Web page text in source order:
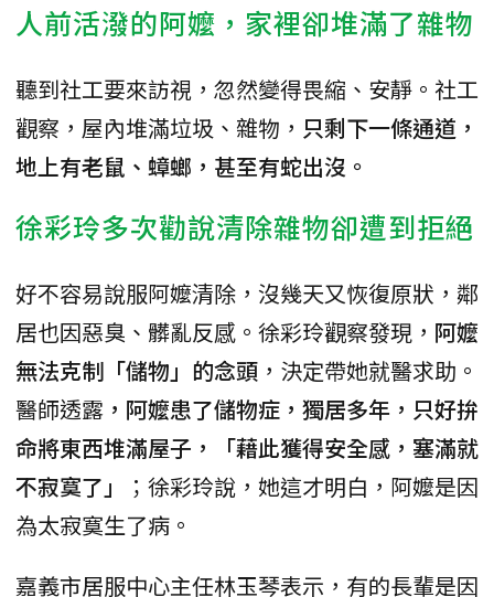
人前活潑的阿嬤，家裡卻堆滿了雜物
聽到社工要來訪視，忽然變得畏縮、安靜。社工
觀察，屋內堆滿垃圾、雜物， 只剩下一條通道，
地上有老鼠、蟑螂，甚至有蛇出沒。
徐彩玲多次勸說清除雜物卻遭到拒絕
好不容易說服阿嬤清除，沒幾天又恢復原狀，鄰
居也因惡臭、髒亂反感。徐彩玲觀察發現， 阿嬤
無法克制「儲物」的念頭 ，決定帶她就醫求助。
醫師透露 ，阿嬤患了儲物症，獨居多年，只好拚
命將東西堆滿屋子，「藉此獲得安全感，塞滿就
不寂寞了」
；徐彩玲說，她這才明白，阿嬤是因
為太寂寞生了病。
嘉義市居服中心主任林玉琴表示，有的長輩是因